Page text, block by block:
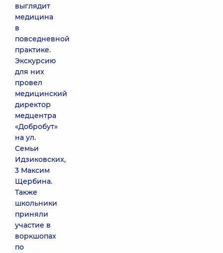
выглядит
медицина
в
повседневной
практике.
Экскурсию
для них
провел
медицинский
директор
медцентра
«Добробут»
на ул.
Семьи
Идзиковских,
3 Максим
Щербина.
Также
школьники
приняли
участие в
воркшопах
по